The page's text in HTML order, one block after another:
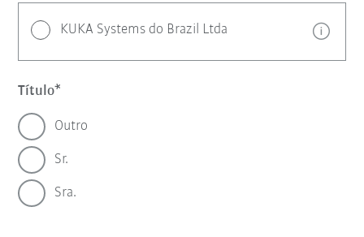
KUKA Systems do Brazil Ltda
Título
Outro
Sr.
Sra.